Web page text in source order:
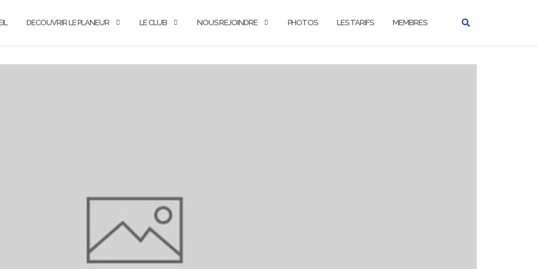
DECOUVRIR LE PLANEUR LE CLUB NOUS REJOINDRE PHOTOS LES TARIFS MEMBRES